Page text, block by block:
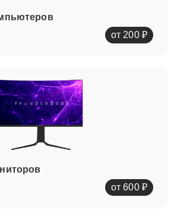
от 200 ₽
от 600 ₽